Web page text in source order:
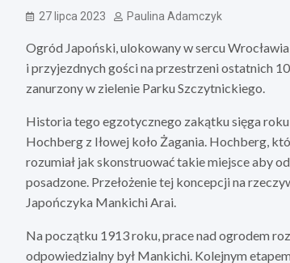
27 lipca 2023 Paulina Adamczyk
Ogród Japoński, ulokowany w sercu
i przyjezdnych gości na przestrzeni ostatnich
zanurzony w zielenie Parku Szczytnickiego.
Historia tego egzotycznego zakątku sięga
Hochberg z Iłowej koło Żagania. Hochberg,
rozumiał jak skonstruować takie miejsce aby
posadzone. Przełożenie tej koncepcji na
Japończyka Mankichi Arai.
Na początku 1913 roku, prace nad ogrodem
odpowiedzialny był Mankichi. Kolejnym